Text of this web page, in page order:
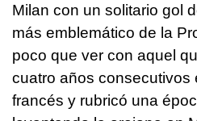
Milan con un solitario gol
más emblemático de la
poco que ver con aquel
cuatro años consecutivos
francés y rubricó una